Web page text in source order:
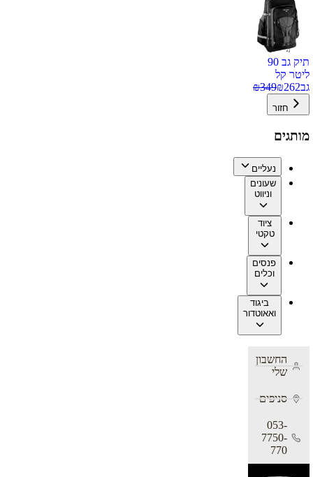
תיק גב 90
ליטר קל
גב
₪262
₪349
חזור
מותגים
נעליים
שעונים
וניווט
ציוד
טקטי
פנסים
וכלים
ביגוד
ואאוטדור
החשבון
שלי
סניפים
053-
7750-
770